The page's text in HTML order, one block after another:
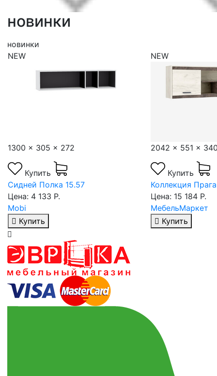
новинки
новинки
NEW
1300 x 305 x 272
Купить
Сидней Полка 15.57
Цена: 4 133 Р.
Mobi
Купить
NEW
2042 x 551 x
Купить
Коллекция
Цена: 15 184 Р.
МебельМаркет
Купить